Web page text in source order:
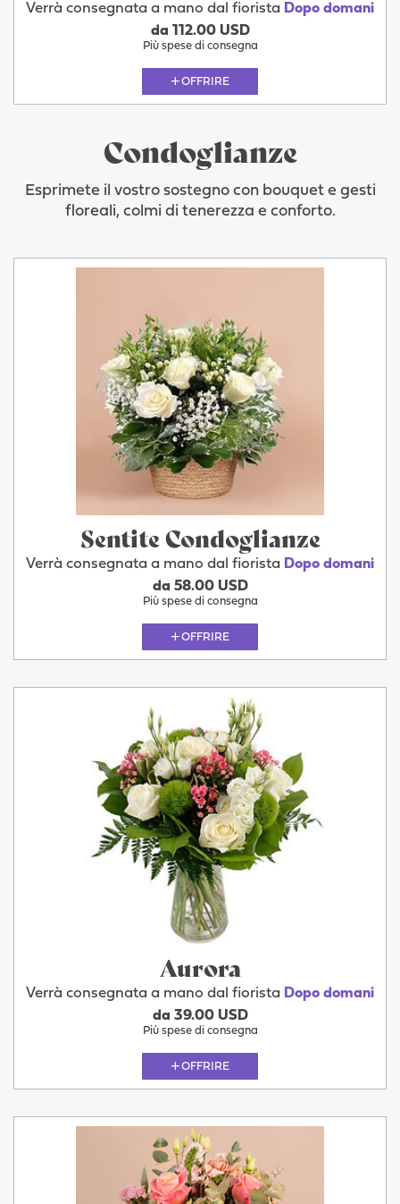
Verrà consegnata a mano dal fiorista Dopo domani
da 112.00 USD
Più spese di consegna
OFFRIRE
Condoglianze
Esprimete il vostro sostegno con bouquet e gesti
floreali, colmi di tenerezza e conforto.
Sentite Condoglianze
Verrà consegnata a mano dal fiorista Dopo domani
da 58.00 USD
Più spese di consegna
OFFRIRE
Aurora
Verrà consegnata a mano dal fiorista Dopo domani
da 39.00 USD
Più spese di consegna
OFFRIRE